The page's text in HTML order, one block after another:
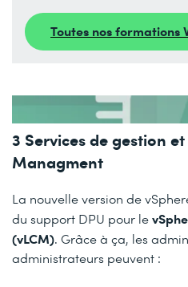
Toutes nos formations
3 Services de gestion
Managment
La nouvelle version de
du support DPU pour le
(vLCM). Grâce à ça, les
administrateurs peuvent :